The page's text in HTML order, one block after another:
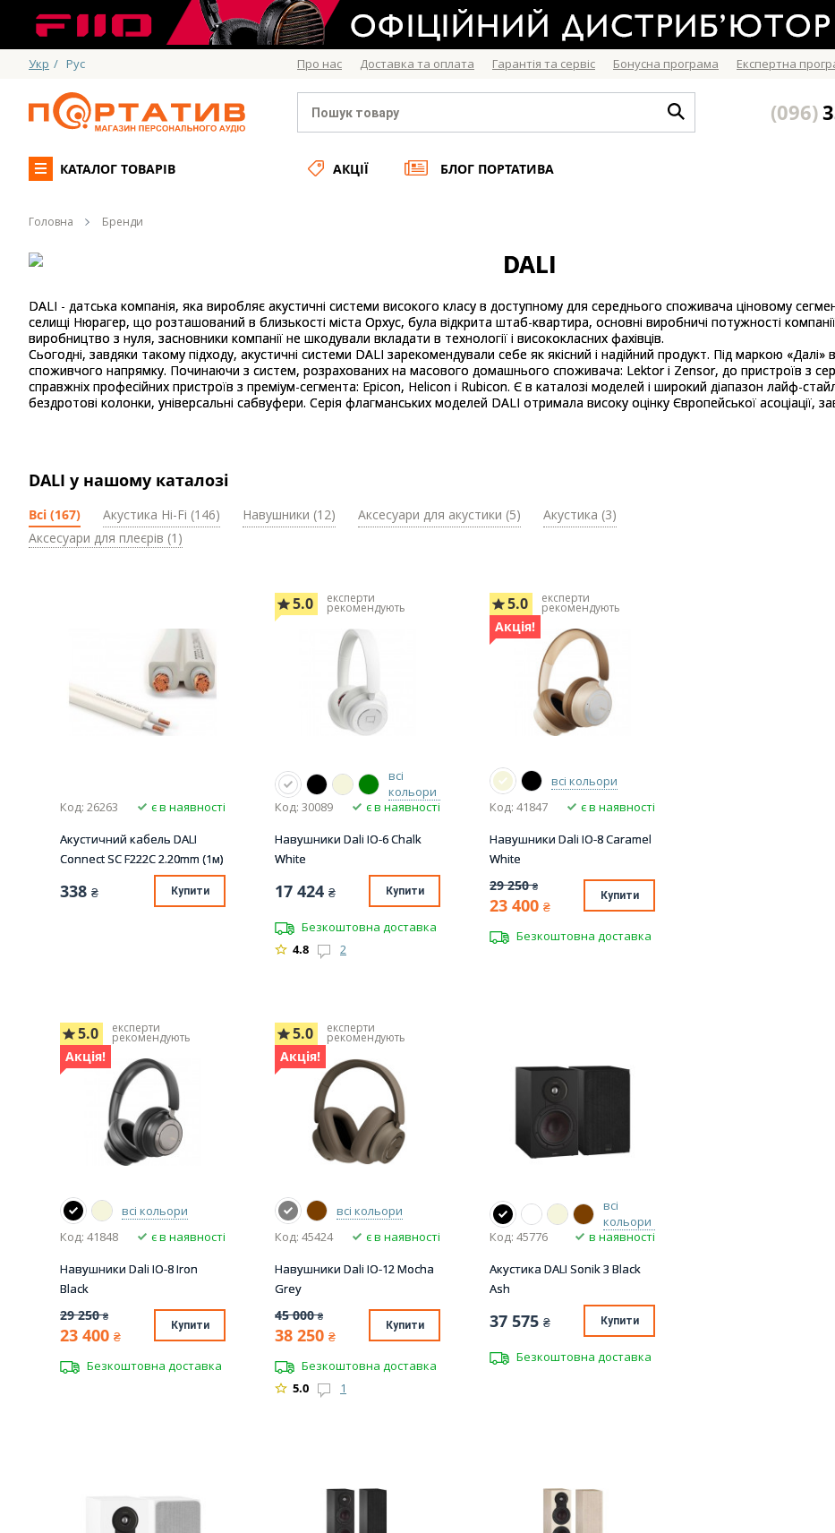
Укр / Рус Про нас Доставка та оплата Гарантія та сервіс Бонусна програма Експертна
(096)
КАТАЛОГ ТОВАРІВ АКЦІЇ БЛОГ ПОРТАТИВА
Головна Бренди
DALI
DALI - датська компанія, яка виробляє акустичні системи високого класу в доступному для середнього споживача ціновому
селищі Нюрагер, що розташований в близькості міста Орхус, була відкрита штаб-квартира, основні виробничі потужності
виробництво з нуля, засновники компанії не шкодували вкладати в технології і висококласних фахівців.
Сьогодні, завдяки такому підходу, акустичні системи DALI зарекомендували себе як якісний і надійний продукт. Під маркою
споживчого напрямку. Починаючи з систем, розрахованих на масового домашнього споживача: Lektor і Zensor, до пристроїв з
справжніх професійних пристроїв з преміум-сегмента: Epicon, Helicon і Rubicon. Є в каталозі моделей і широкий діапазон лайф-
бездротові колонки, універсальні сабвуфери. Серія флагманських моделей DALI отримала високу оцінку Європейської асоціації,
DALI у нашому каталозі
Всі (167) Акустика Hi-Fi (146) Навушники (12) Аксесуари для акустики (5)
Акустика (3)
Аксесуари для плеєрів (1)
Код: 26263
є в наявності
Акустичний кабель DALI
Connect SC F222C 2.20mm (1м)
338 ₴ Купити
5.0 експерти
рекомендують
всі
кольори
Код: 30089
є в наявності
Навушники Dali IO-6 Chalk
White
17 424 ₴ Купити
Безкоштовна доставка
4.8
2
5.0 експерти
рекомендують
Акція!
всі кольори
Код: 41847
є в наявності
Навушники Dali IO-8 Caramel
White
29 250 ₴
23 400 ₴
Купити
Безкоштовна доставка
5.0 експерти
рекомендують
Акція!
всі кольори
Код: 41848
є в наявності
Навушники Dali IO-8 Iron
Black
29 250 ₴
23 400 ₴
Купити
Безкоштовна доставка
5.0 експерти
рекомендують
Акція!
всі кольори
Код: 45424
є в наявності
Навушники Dali IO-12 Mocha
Grey
45 000 ₴
38 250 ₴
Купити
Безкоштовна доставка
5.0
1
всі
кольори
Код: 45776
в наявності
Акустика DALI Sonik 3 Black
Ash
37 575 ₴ Купити
Безкоштовна доставка